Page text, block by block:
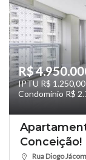
R$
IPTU R$ 1.250,00
Condomínio R$
Conceição!
Rua Diogo